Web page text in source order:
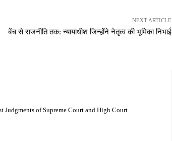
NEXT ARTICLE
बेंच से राजनीति तक: न्यायाधीश जिन्होंने नेतृत्व की भूमिका निभाई
Judgments of Supreme Court and High Court